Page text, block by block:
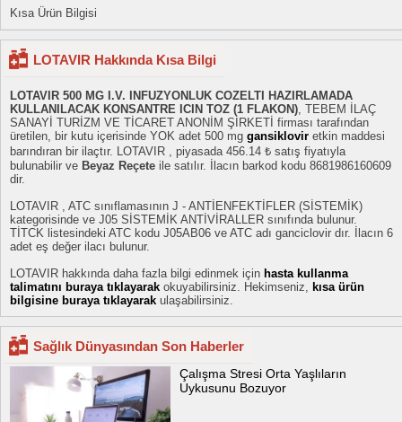
Kısa Ürün Bilgisi
LOTAVIR Hakkında Kısa Bilgi
LOTAVIR 500 MG I.V. INFUZYONLUK COZELTI HAZIRLAMADA
KULLANILACAK KONSANTRE ICIN TOZ (1 FLAKON) , TEBEM İLAÇ
SANAYİ TURİZM VE TİCARET ANONİM ŞİRKETİ firması tarafından
üretilen, bir kutu içerisinde YOK adet 500 mg gansiklovir etkin maddesi
barındıran bir ilaçtır. LOTAVIR , piyasada 456.14 ₺ satış fiyatıyla
bulunabilir ve Beyaz Reçete ile satılır. İlacın barkod kodu 8681986160609
dir.
LOTAVIR , ATC sınıflamasının J - ANTİENFEKTİFLER (SİSTEMİK)
kategorisinde ve J05 SİSTEMİK ANTİVİRALLER sınıfında bulunur.
TİTCK listesindeki ATC kodu J05AB06 ve ATC adı ganciclovir dır. İlacın 6
adet eş değer ilacı bulunur.
LOTAVIR hakkında daha fazla bilgi edinmek için hasta kullanma
talimatını buraya tıklayarak okuyabilirsiniz. Hekimseniz,
kısa ürün
bilgisine buraya tıklayarak ulaşabilirsiniz.
Sağlık Dünyasından Son Haberler
Çalışma Stresi Orta Yaşlıların
Uykusunu Bozuyor